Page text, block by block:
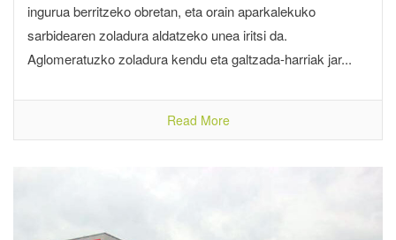
ingurua berritzeko obretan, eta orain aparkalekuko
sarbidearen zoladura aldatzeko unea iritsi da.
Aglomeratuzko zoladura kendu eta galtzada-harriak jar...
Read More